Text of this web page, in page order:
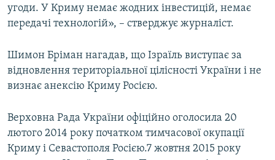
угоди. У Криму немає жодних інвестицій, немає
передачі технологій», – стверджує журналіст.
Шимон Бріман нагадав, що Ізраїль виступає за
відновлення територіальної цілісності України і не
визнає анексію Криму Росією.
Верховна Рада України офіційно оголосила 20
лютого 2014 року початком тимчасової окупації
Криму і Севастополя Росією.7 жовтня 2015 року